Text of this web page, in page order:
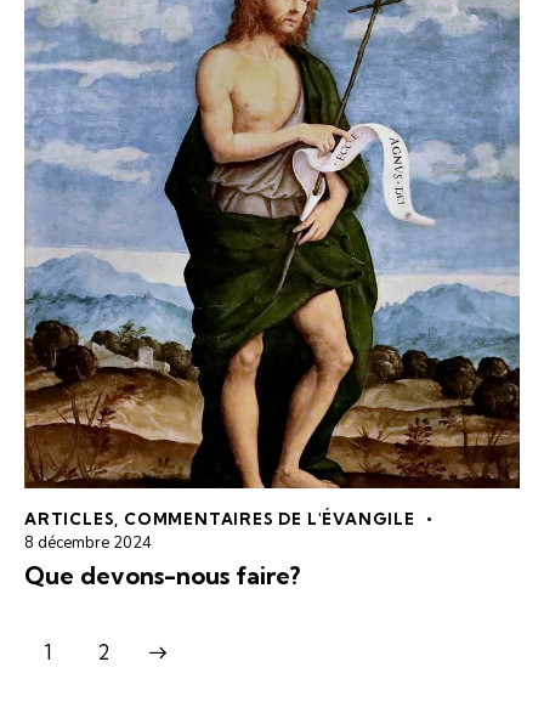
ARTICLES COMMENTAIRES DE L'ÉVANGILE
8 décembre 2024
Que devons-nous faire?
1 2